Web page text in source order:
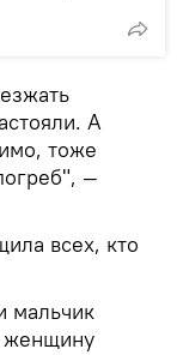
А
тоже
—
всех, кто
мальчик
женщину